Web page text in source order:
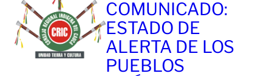
COMUNICADO:
ESTADO DE
ALERTA DE LOS
PUEBLOS